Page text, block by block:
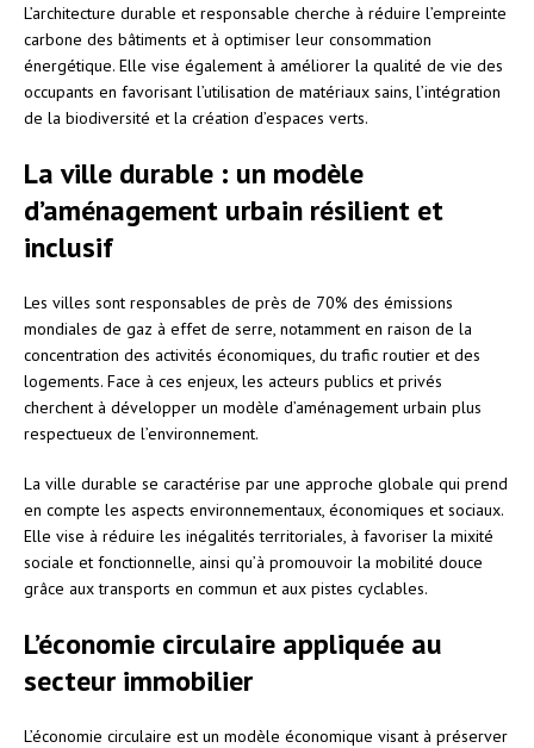
L’architecture durable et responsable cherche à réduire l’empreinte
carbone des bâtiments et à optimiser leur consommation
énergétique. Elle vise également à améliorer la qualité de vie des
occupants en favorisant l’utilisation de matériaux sains, l’intégration
de la biodiversité et la création d’espaces verts.
La ville durable : un modèle
d’aménagement urbain résilient et
inclusif
Les villes sont responsables de près de 70% des émissions
mondiales de gaz à effet de serre, notamment en raison de la
concentration des activités économiques, du trafic routier et des
logements. Face à ces enjeux, les acteurs publics et privés
cherchent à développer un modèle d’aménagement urbain plus
respectueux de l’environnement.
La ville durable se caractérise par une approche globale qui prend
en compte les aspects environnementaux, économiques et sociaux.
Elle vise à réduire les inégalités territoriales, à favoriser la mixité
sociale et fonctionnelle, ainsi qu’à promouvoir la mobilité douce
grâce aux transports en commun et aux pistes cyclables.
L’économie circulaire appliquée au
secteur immobilier
L’économie circulaire est un modèle économique visant à préserver